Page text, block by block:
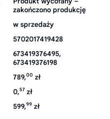
zakończono produkcję
w sprzedaży
5702017419428
673419376495,
673419376198
789,00 zł
0,57 zł
599,99 zł